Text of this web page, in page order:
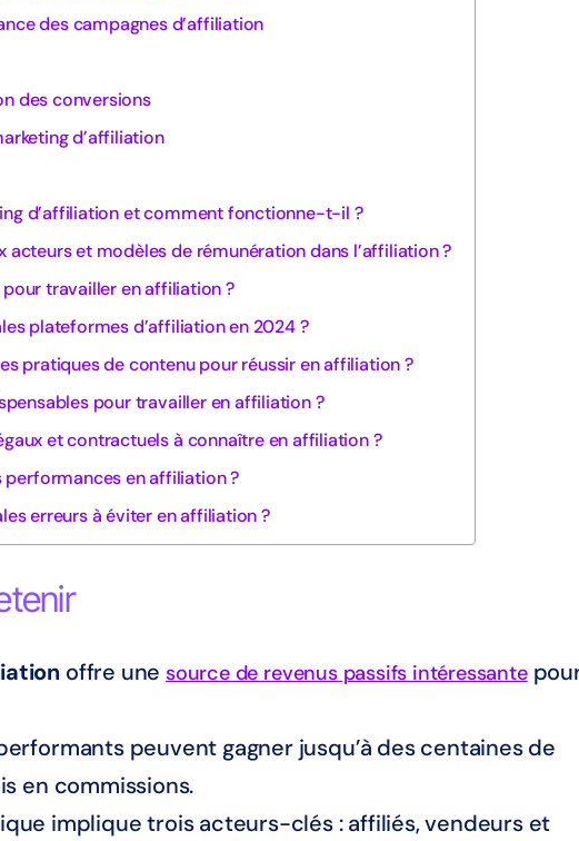
des campagnes d’affiliation
des conversions
d’affiliation
d’affiliation et comment fonctionne-t-il ?
acteurs et modèles de rémunération dans l’affiliation ?
travailler en affiliation ?
plateformes d’affiliation en 2024 ?
pratiques de contenu pour réussir en affiliation ?
pour travailler en affiliation ?
et contractuels à connaître en affiliation ?
en affiliation ?
erreurs à éviter en affiliation ?
offre unesource de revenus passifs intéressante
peuvent gagner jusqu’à des centaines de
en commissions.
implique trois acteurs-clés : affiliés, vendeurs et